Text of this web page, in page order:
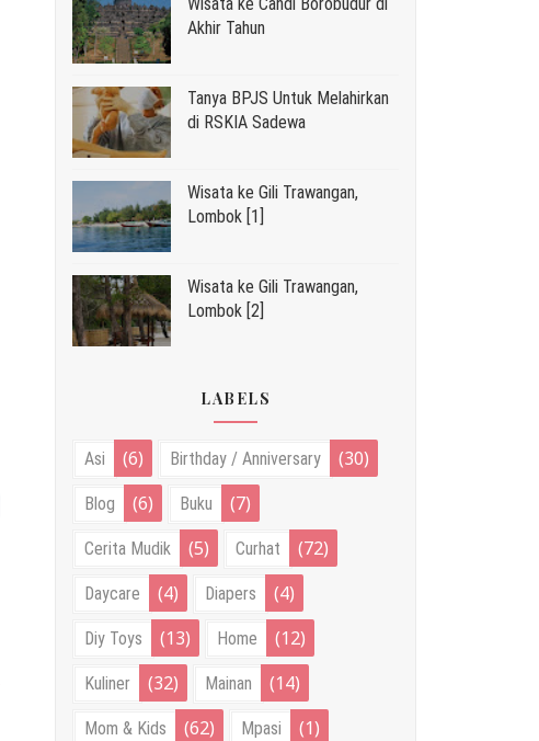
Akhir Tahun
Tanya BPJS Untuk Melahirkan
di RSKIA Sadewa
Wisata ke Gili Trawangan,
Lombok [1]
Wisata ke Gili Trawangan,
Lombok [2]
LABELS
Asi (6) Birthday / Anniversary (30)
Blog (6) Buku (7)
Cerita Mudik (5) Curhat (72)
Daycare (4) Diapers (4)
Diy Toys (13) Home (12)
Kuliner (32) Mainan (14)
Mom & Kids (62) Mpasi (1)